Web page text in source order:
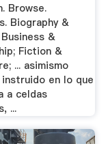
Browse.
Biography &
&
Fiction &
... asimismo
instruido en lo que
a celdas
...